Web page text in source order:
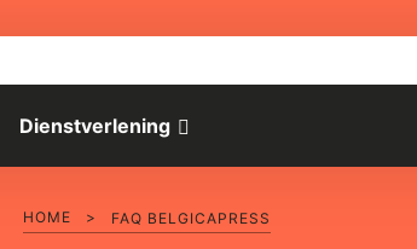
Dienstverlening
HOME > FAQ BELGICAPRESS